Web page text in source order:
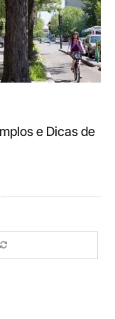
e Dicas de